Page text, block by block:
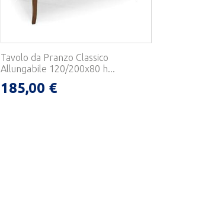
Tavolo da Pranzo Classico
Allungabile 120/200x80 h...
185,00 €